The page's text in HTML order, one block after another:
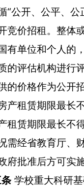
“公开、公平、公
竞价招租。整体
有单位和个人的
的评估机构进行
的价格作为公开
产租赁期限最长
租赁期限最长不
需经省教育厅、
府批准后方可实施
学校重大科研